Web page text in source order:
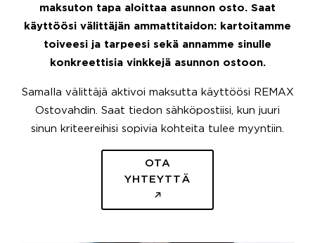
maksuton tapa aloittaa asunnon osto. Saat
käyttöösi välittäjän ammattitaidon: kartoitamme
toiveesi ja tarpeesi sekä annamme sinulle
konkreettisia vinkkejä asunnon ostoon.
Samalla välittäjä aktivoi maksutta käyttöösi REMAX
Ostovahdin. Saat tiedon sähköpostiisi, kun juuri
sinun kriteereihisi sopivia kohteita tulee myyntiin.
OTA
YHTEYTTÄ